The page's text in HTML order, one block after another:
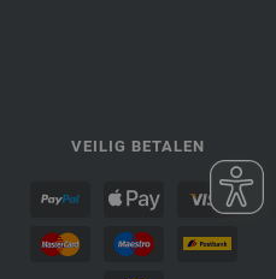
VEILIG BETALEN